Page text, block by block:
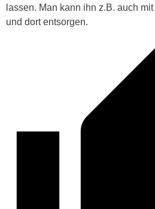
lassen. Man kann ihn z.B. auch
und dort entsorgen.